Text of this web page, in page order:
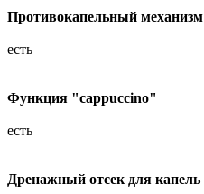
Противокапельный механизм
есть
Функция "cappuccino"
есть
Дренажный отсек для капель